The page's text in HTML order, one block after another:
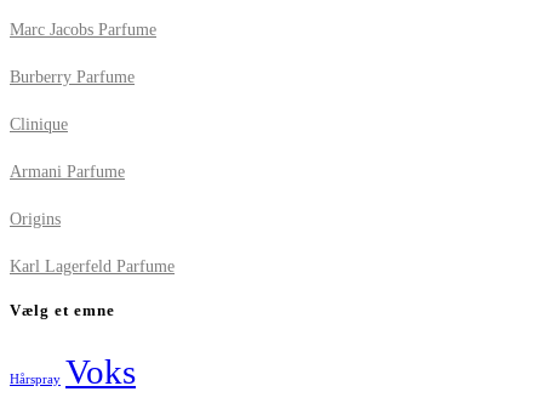
Marc Jacobs Parfume
Burberry Parfume
Clinique
Armani Parfume
Origins
Karl Lagerfeld Parfume
Vælg et emne
Hårspray Voks